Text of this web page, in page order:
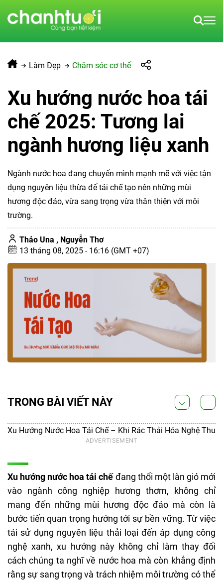
Làm Đẹp Chăm sóc cơ thể
Xu hướng nước hoa tái
chế 2025: Tương lai
ngành hương liệu xanh
Ngành nước hoa đang chuyển mình mạnh mẽ với việc tận
dụng nguyên liệu thừa để tái chế tạo nên những mùi
hương độc đáo, vừa sang trọng vừa thân thiện với môi
trường.
Thảo Una , Nguyễn Thơ
13 tháng 08, 2025 - 16:16 (GMT +07)
Xu hướng nước hoa tái chếđang thổi một làn gió mới
vào ngành công nghiệp hương thơm, không chỉ
mang đến những mùi hương độc đáo mà còn là
bước tiến quan trọng hướng tới sự bền vững. Từ việc
tái sử dụng nguyên liệu thải loại đến áp dụng công
nghệ xanh, xu hướng này không chỉ làm thay đổi
cách chúng ta nghĩ về nước hoa mà còn khẳng định
rằng sự sang trọng và trách nhiệm môi trường có thể
TRONG BÀI VIẾT NÀY
Xu Hướng Nước Hoa Tái Chế – Khi Rác Thải Hóa Nghệ